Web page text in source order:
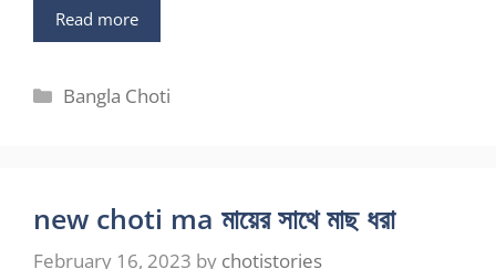
Read more
Categories
Bangla Choti
new choti ma মায়ের সাথে মাছ ধরা
February 16, 2023 by chotistories